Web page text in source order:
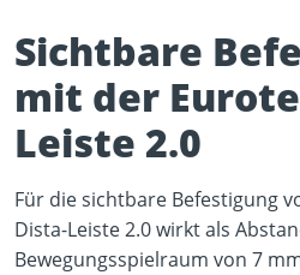
Play Video
YouTube content loads after
Sichtbare
mit der
Leiste 2.0
Für die sichtbare Befestigung
Dista-Leiste 2.0 wirkt als
Bewegungsspielraum von 7